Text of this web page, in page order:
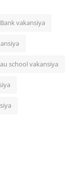
vakansiya
school vakansiya